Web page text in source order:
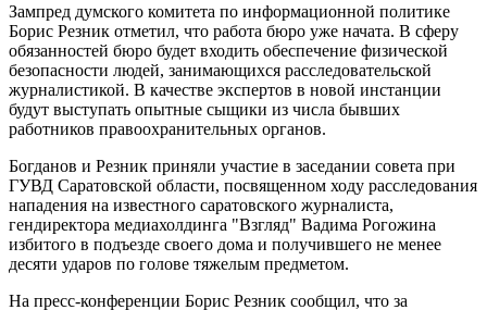
Зампред думского комитета по информационной политике
Борис Резник отметил, что работа бюро уже начата. В сферу
обязанностей бюро будет входить обеспечение физической
безопасности людей, занимающихся расследовательской
журналистикой. В качестве экспертов в новой инстанции
будут выступать опытные сыщики из числа бывших
работников правоохранительных органов.
Богданов и Резник приняли участие в заседании совета при
ГУВД Саратовской области, посвященном ходу расследования
нападения на известного саратовского журналиста,
гендиректора медиахолдинга "Взгляд" Вадима Рогожина
избитого в подъезде своего дома и получившего не менее
десяти ударов по голове тяжелым предметом.
На пресс-конференции Борис Резник сообщил, что за